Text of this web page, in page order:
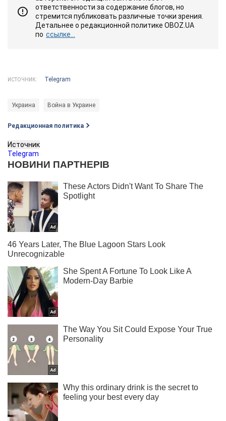
ответственности за содержание блогов, но
стремится публиковать различные точки зрения.
Детальнее о редакционной политике OBOZ.UA
по ссылке...
ИСТОЧНИК: Telegram
Украина Война в Украине
Редакционная политика
Источник
Telegram